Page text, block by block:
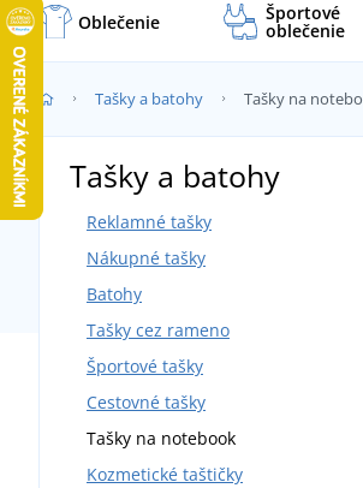
Oblečenie Športové
oblečenie
Tašky a batohy Tašky na
Tašky a batohy
Reklamné tašky
Nákupné tašky
Batohy
Tašky cez rameno
Športové tašky
Cestovné tašky
Tašky na notebook
Kozmetické taštičky